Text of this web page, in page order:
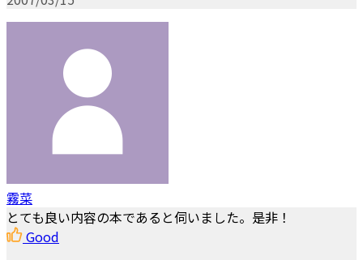
霧菜
とても良い内容の本であると伺いました。是非！
Good